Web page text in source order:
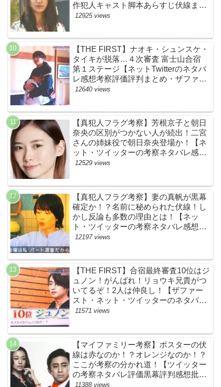
作犯人キャスト脚本あらすじ伏線まと
め】
12925 views
【THE FIRST】ナオキ・シュンスケ・
タイキが脱落…４次審査 富士山合宿
第１ステージ【ネットTwitterのネタバ
レ感想考察評価評判まとめ・ザファー
スト・スッキリ・BE:FIRST・ビーフ
12640 views
【真犯人フラグ考察】芳根京子と朝日
奈央の区別がつかない人が続出！二宮
さんの姉妹役で朝日奈央登場か！【ネ
ット・ツイッターの考察ネタバレ感想
評価評判あらすじ原作犯人キャスト黒
12529 views
【真犯人フラグ考察】妻の真帆が黒幕
確定か！？名前に秘められた伏線！し
かし反論も多数の理由とは！【ネッ
ト・ツイッターの考察ネタバレ感想評
価評判あらすじ原作犯人キャスト黒幕
12197 views
【THE FIRST】合宿最終審査10位はジ
ュノン！がんばれ！リョウキ兄貴がつ
いてるぞ！2人は仲良し！【ザファー
スト・ネット・ツイッターのネタバレ
考察まとめ感想評価評判・スッキリ・
11571 views
【マイファミリー考察】ポスターの伏
線は赤なのか！？オレンジなのか！？
ここが考察の分かれ道！【ツイッター
の考察ネタバレ評価黒幕評判感想批判
原作犯人キャスト脚本あらすじ伏線ま
11388 views